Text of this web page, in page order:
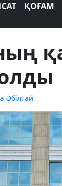
ҚОҒАМ
Әбілтай